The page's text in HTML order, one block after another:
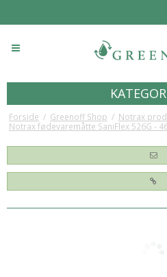
Forside / Greenoff Shop / Notrax
Notrax fødevaremåtte SaniFlex 526G -